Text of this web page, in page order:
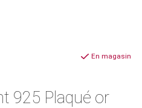
925 Plaqué or
En magasin